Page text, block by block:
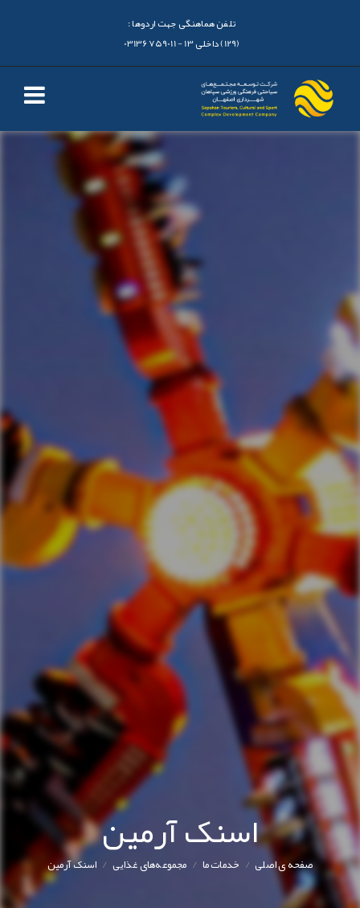
تلفن هماهنگی جهت اردوها :
اسنک آرمین
صفحه ی اصلی/ خدمات ما/ مجموعه‌های غذایی/ اسنک آرمین